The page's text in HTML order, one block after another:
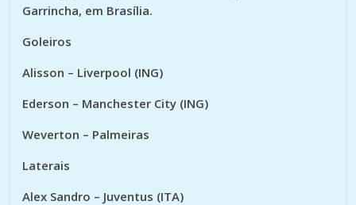
Garrincha, em Brasília.
Goleiros
Alisson – Liverpool (ING)
Ederson – Manchester City (ING)
Weverton – Palmeiras
Laterais
Alex Sandro – Juventus (ITA)